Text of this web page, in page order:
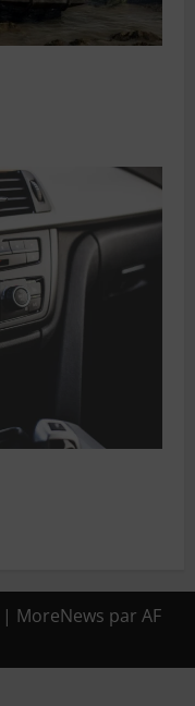
| MoreNews par AF